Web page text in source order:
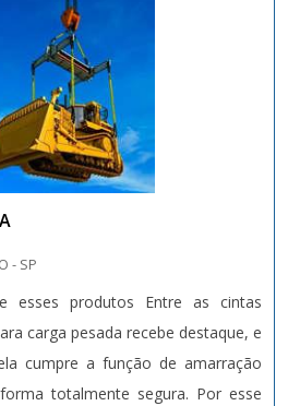
- SP
esses produtos Entre as cintas
carga pesada recebe destaque, e
cumpre a função de amarração
totalmente segura. Por esse